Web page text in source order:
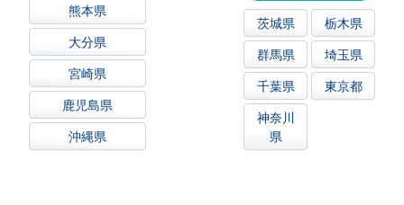
茨城県
栃木県
群馬県
埼玉県
千葉県
東京都
神奈川
県
熊本県
大分県
宮崎県
鹿児島県
沖縄県